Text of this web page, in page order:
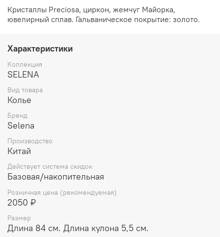
Кристаллы Preciosa, циркон, жемчуг Майорка,
ювелирный сплав. Гальваническое покрытие: золото.
Характеристики
Коллекция
SELENA
Вид товара
Колье
Бренд
Selena
Производство
Китай
Действует система скидок
Базовая/накопительная
Розничная цена (рекомендуемая)
2050 ₽
Размер
Длина 84 см. Длина кулона 5,5 см.